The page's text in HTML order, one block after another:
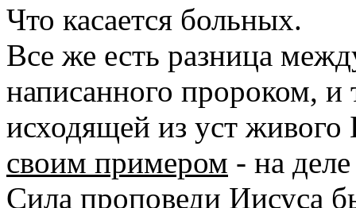
Что касается больных.
Все же есть разница
написанного пророком,
исходящей из уст живого
своим примером - на
Сила проповеди Иисуса